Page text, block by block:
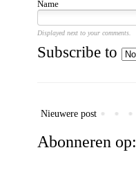
Name
Displayed next to your comments.
Subscribe to
Nieuwere post
Abonneren op: